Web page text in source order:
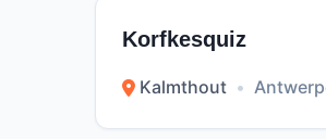
Korfkesquiz
Kalmthout •